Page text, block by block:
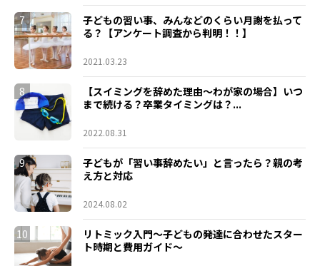
7
子どもの習い事、みんなどのくらい月謝を払って
る？【アンケート調査から判明！！】
2021.03.23
8
【スイミングを辞めた理由～わが家の場合】いつ
まで続ける？卒業タイミングは？...
2022.08.31
9
子どもが「習い事辞めたい」と言ったら？親の考
え方と対応
2024.08.02
10
リトミック入門～子どもの発達に合わせたスター
ト時期と費用ガイド～